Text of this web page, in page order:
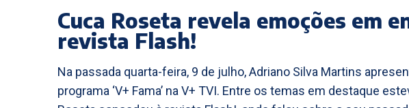
Cuca Roseta revela emoções em
revista Flash!
Na passada quarta-feira, 9 de julho, Adriano Silva Martins
programa ‘V+ Fama’ na V+ TVI. Entre os temas em destaque